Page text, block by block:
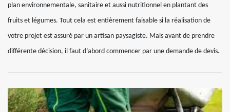
plan environnementale, sanitaire et aussi nutritionnel en plantant des
fruits et légumes. Tout cela est entièrement faisable si la réalisation de
votre projet est assuré par un artisan paysagiste. Mais avant de prendre
différente décision, il faut d’abord commencer par une demande de devis.